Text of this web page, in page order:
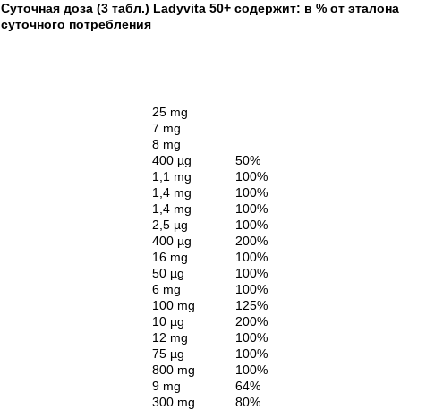
Суточная доза (3 табл.) Ladyvita 50+ содержит: в % от эталона
суточного потребления
25 mg
7 mg
8 mg
400 µg
50%
1,1 mg
100%
1,4 mg
100%
1,4 mg
100%
2,5 µg
100%
400 µg
200%
16 mg
100%
50 µg
100%
6 mg
100%
100 mg
125%
10 µg
200%
12 mg
100%
75 µg
100%
800 mg
100%
9 mg
64%
300 mg
80%